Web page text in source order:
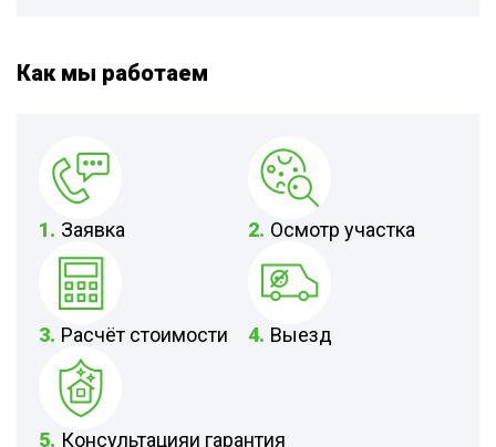
Как мы работаем
1. Заявка 2. Осмотр участка
3. Расчёт стоимости 4. Выезд
5. Консультацияи гарантия